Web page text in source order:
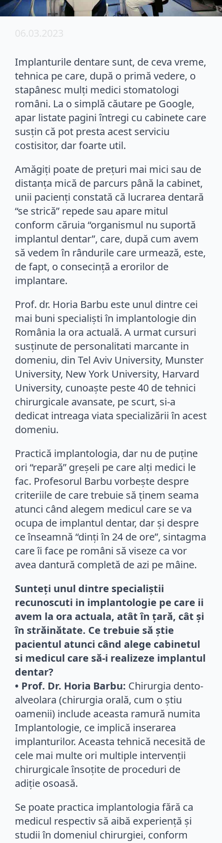
06.03.2023
Implanturile dentare sunt, de ceva vreme,
tehnica pe care, după o primă vedere, o
stapânesc mulți medici stomatologi
români. La o simplă căutare pe Google,
apar listate pagini întregi cu cabinete care
susțin că pot presta acest serviciu
costisitor, dar foarte util.
Amăgiți poate de prețuri mai mici sau de
distanța mică de parcurs până la cabinet,
unii pacienți constată că lucrarea dentară
“se strică” repede sau apare mitul
conform căruia “organismul nu suportă
implantul dentar”, care, după cum avem
să vedem în rândurile care urmează, este,
de fapt, o consecință a erorilor de
implantare.
Prof. dr. Horia Barbu este unul dintre cei
mai buni specialiști în implantologie din
România la ora actuală. A urmat cursuri
susținute de personalitati marcante in
domeniu, din Tel Aviv University, Munster
University, New York University, Harvard
University, cunoaște peste 40 de tehnici
chirurgicale avansate, pe scurt, si-a
dedicat intreaga viata specializării în acest
domeniu.
Practică implantologia, dar nu de puține
ori “repară” greșeli pe care alți medici le
fac. Profesorul Barbu vorbește despre
criteriile de care trebuie să ținem seama
atunci când alegem medicul care se va
ocupa de implantul dentar, dar și despre
ce înseamnă “dinți în 24 de ore”, sintagma
care îi face pe români să viseze ca vor
avea dantură completă de azi pe mâine.
Sunteți unul dintre specialiștii
recunoscuti in implantologie pe care ii
avem la ora actuala, atât în țară, cât și
în străinătate. Ce trebuie să știe
pacientul atunci când alege cabinetul
si medicul care să-i realizeze implantul
dentar?
• Prof. Dr. Horia Barbu: Chirurgia dento-
alveolara (chirurgia orală, cum o știu
oamenii) include aceasta ramură numita
Implantologie, ce implică inserarea
implanturilor. Aceasta tehnică necesită de
cele mai multe ori multiple intervenții
chirurgicale însoțite de proceduri de
adiție osoasă.
Se poate practica implantologia fără ca
medicul respectiv să aibă experiență și
studii în domeniul chirurgiei, conform